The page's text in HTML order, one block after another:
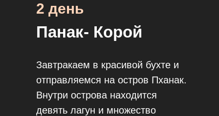
Панак- Корой
Завтракаем в красивой бухте и
отправляемся на остров Пханак.
Внутри острова находится
девять лагун и множество
2 день